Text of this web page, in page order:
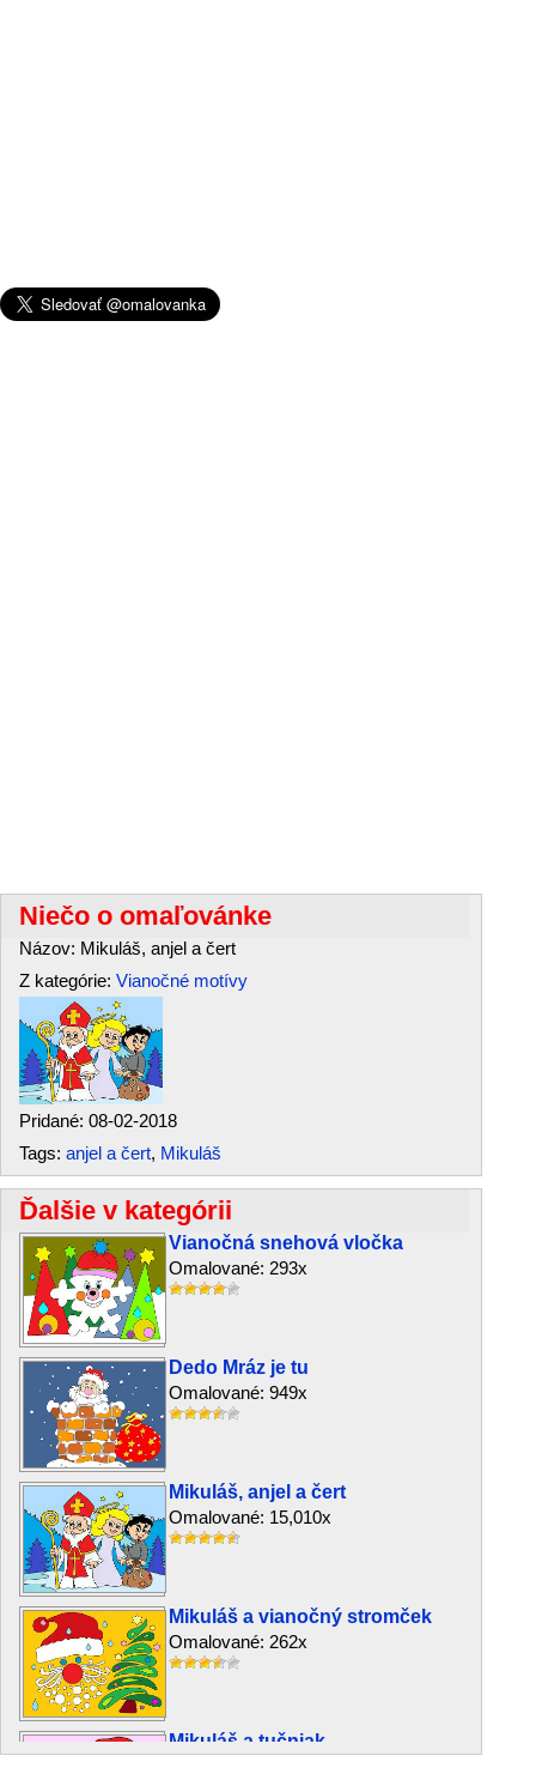
Niečo o omaľovánke
Názov: Mikuláš, anjel a čert
Z kategórie: Vianočné motívy
Pridané: 08-02-2018
Tags: anjel a čert, Mikuláš
Ďalšie v kategórii
Vianočná snehová vločka
Omalované: 293x
Dedo Mráz je tu
Omalované: 949x
Mikuláš, anjel a čert
Omalované: 15,010x
Mikuláš a vianočný stromček
Omalované: 262x
Mikuláš a tučniak